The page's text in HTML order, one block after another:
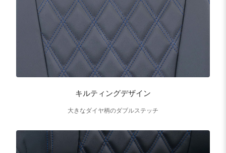
キルティングデザイン
大きなダイヤ柄のダブルステッチ